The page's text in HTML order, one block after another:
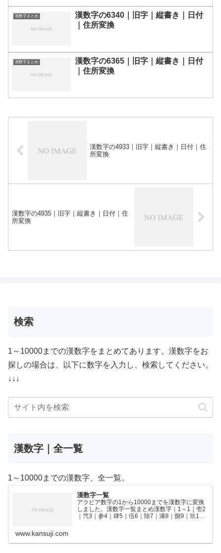
漢数字まとめ
漢数字の6340｜旧字｜縦書き｜日付
｜住所変換
漢数字まとめ
漢数字の6365｜旧字｜縦書き｜日付
｜住所変換
漢数字の4933｜旧字｜縦書き｜日付｜住
所変換
漢数字の4935｜旧字｜縦書き｜日付｜住
所変換
検索
1～10000までの漢数字をまとめてあります。漢数字をお
探しの場合は、以下に数字を入力し、検索してください。
↓↓↓
漢数字｜全一覧
1～10000までの漢数字、全一覧。
漢数字一覧
アラビア数字の1から10000までを漢数字に変換
しました。漢数字一覧まとめ漢数字｜1～1｜壱2
｜弐3｜参4｜肆5｜伍6｜陸7｜漆8｜捌9｜玖10
www.kansuji.com